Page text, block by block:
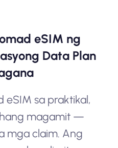
eSIM ng
Data Plan
eSIM sa praktikal,
magamit —
mga claim. Ang